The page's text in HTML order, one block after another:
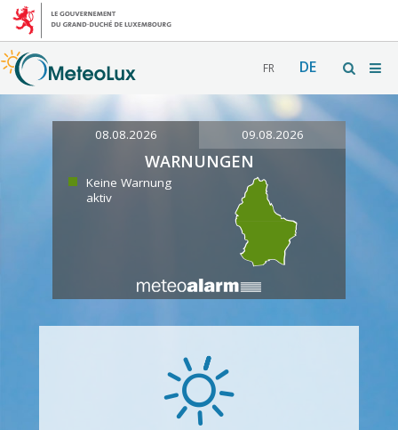
FR DE
08.08.2026 09.08.2026
WARNUNGEN
Keine Warnung
aktiv